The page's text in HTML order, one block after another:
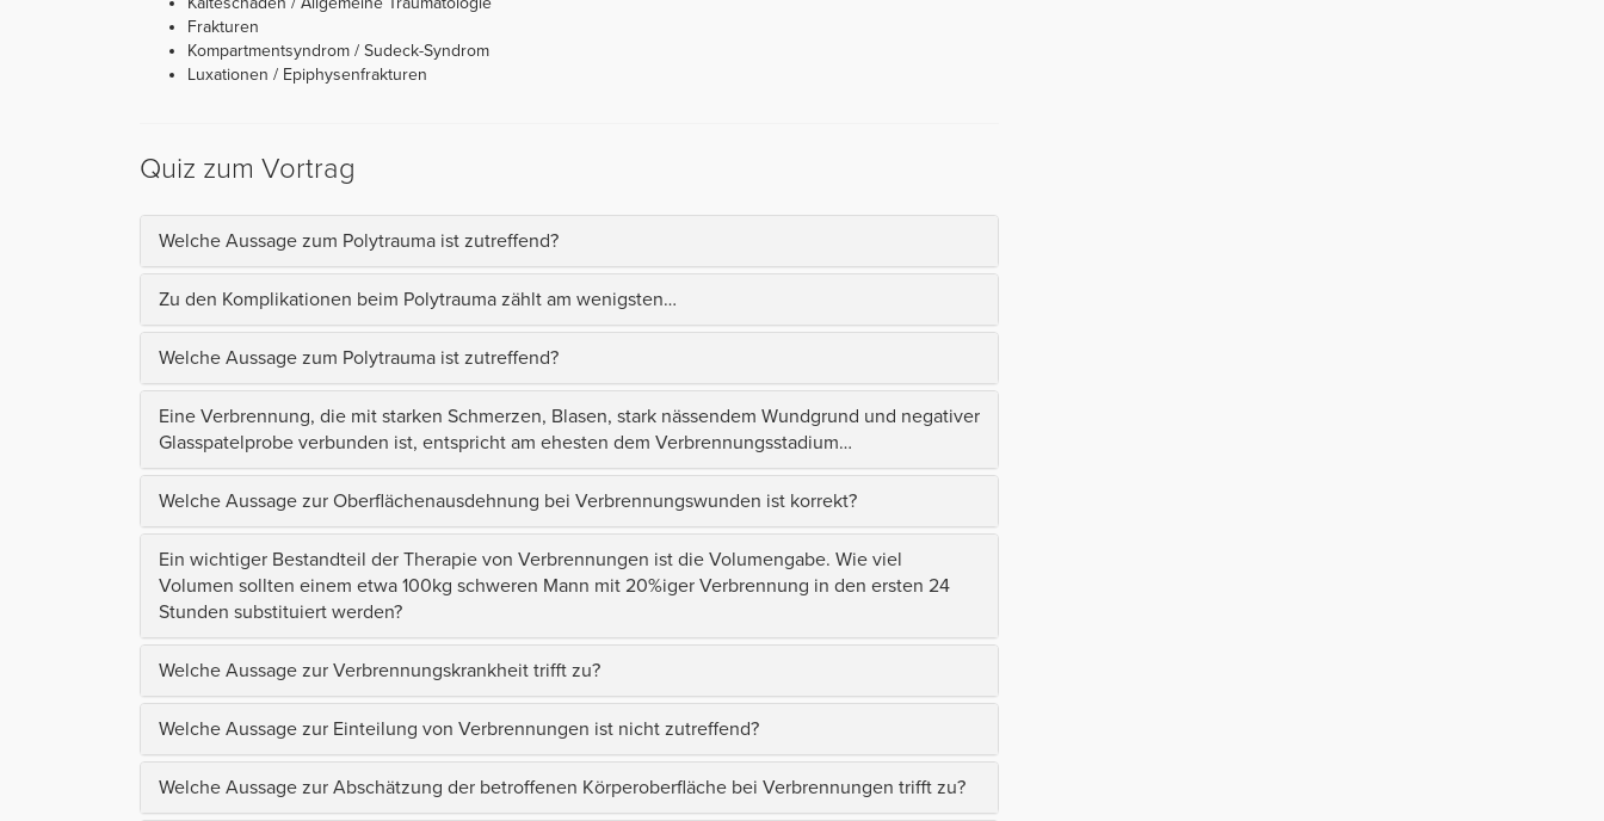
Frakturen
Kompartmentsyndrom / Sudeck-Syndrom
Luxationen / Epiphysenfrakturen
Quiz zum Vortrag
Welche Aussage zum Polytrauma ist zutreffend?
Zu den Komplikationen beim Polytrauma zählt am wenigsten…
Welche Aussage zum Polytrauma ist zutreffend?
Eine Verbrennung, die mit starken Schmerzen, Blasen, stark nässendem Wundgrund und negativer
Glasspatelprobe verbunden ist, entspricht am ehesten dem Verbrennungsstadium…
Welche Aussage zur Oberflächenausdehnung bei Verbrennungswunden ist korrekt?
Ein wichtiger Bestandteil der Therapie von Verbrennungen ist die Volumengabe. Wie viel
Volumen sollten einem etwa 100kg schweren Mann mit 20%iger Verbrennung in den ersten 24
Stunden substituiert werden?
Welche Aussage zur Verbrennungskrankheit trifft zu?
Welche Aussage zur Einteilung von Verbrennungen ist nicht zutreffend?
Welche Aussage zur Abschätzung der betroffenen Körperoberfläche bei Verbrennungen trifft zu?